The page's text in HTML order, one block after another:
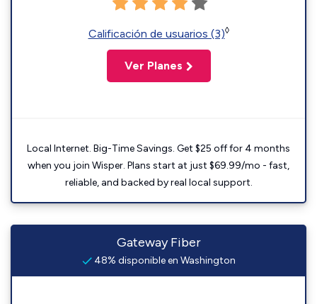
Calificación de usuarios (3)◊
Ver Planes
Local Internet. Big-Time Savings. Get $25 off for 4 months
when you join Wisper. Plans start at just $69.99/mo - fast,
reliable, and backed by real local support.
Gateway Fiber
48% disponible en Washington